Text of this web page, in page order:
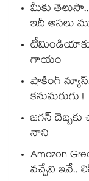
మీకు
ఇదీ అసలు
టీమిండియాకు
గాయం
షాకింగ్
కనుమరుగు !
జగన్ దెబ్బకు
నాని
Amazon
వచ్చేవి ఇవే..